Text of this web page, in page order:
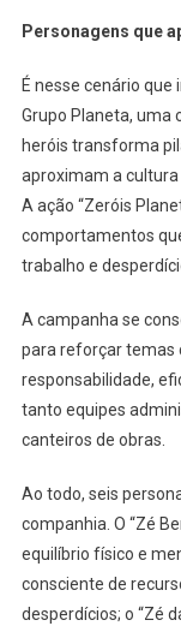
Personagens que
É nesse cenário
Grupo Planeta, uma
heróis transforma
aproximam a
A ação “Zeróis
comportamentos
trabalho e
A campanha se
para reforçar temas
responsabilidade,
tanto equipes
canteiros de obras.
Ao todo, seis
companhia. O “Zé
equilíbrio físico e
consciente de
desperdícios; o “Zé